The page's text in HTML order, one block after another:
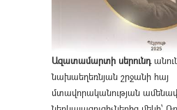
Ազատամարտի սերունդ
նախաեղեռնյան շրջանի հայ
մտավորականության